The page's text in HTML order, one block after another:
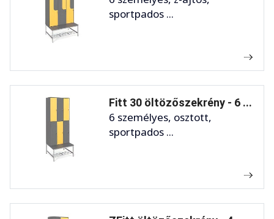
sportpados ...
Fitt 30 öltözőszekrény - 6 ...
6 személyes, osztott,
sportpados ...